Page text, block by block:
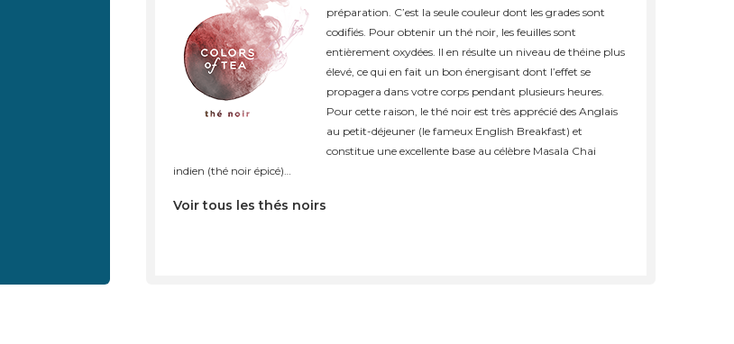
préparation. C’est la seule couleur dont les grades sont
codifiés. Pour obtenir un thé noir, les feuilles sont
entièrement oxydées. Il en résulte un niveau de théine plus
élevé, ce qui en fait un bon énergisant dont l’effet se
propagera dans votre corps pendant plusieurs heures.
Pour cette raison, le thé noir est très apprécié des Anglais
au petit-déjeuner (le fameux English Breakfast) et
constitue une excellente base au célèbre Masala Chai
indien (thé noir épicé)…
Voir tous les thés noirs